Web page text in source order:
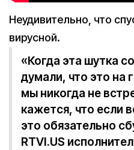
Неудивительно, что
вирусной.
«Когда эта шутка
думали, что это на
мы никогда не
кажется, что если
это обязательно
RTVI.US